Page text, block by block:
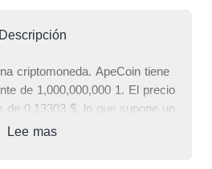
Descripción
criptomoneda. ApeCoin tiene
de 1,000,000,000 1. El precio
de 0.13303 $, lo que supone un
en comparación con hace 24
Lee mas